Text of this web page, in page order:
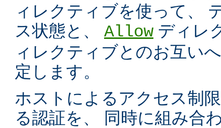
ィレクティブを使って、
ス状態と、 Allow ディレ
ィレクティブとのお互い
定します。
ホストによるアクセス制
る認証を、 同時に組み合